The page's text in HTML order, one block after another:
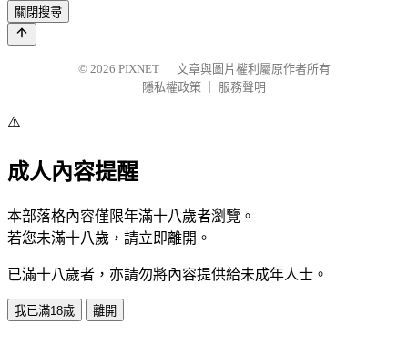
關閉搜尋
© 2026 PIXNET
文章與圖片權利屬原作者所有
隱私權政策
服務聲明
⚠️
成人內容提醒
本部落格內容僅限年滿十八歲者瀏覽。
若您未滿十八歲，請立即離開。
已滿十八歲者，亦請勿將內容提供給未成年人士。
我已滿18歲 離開